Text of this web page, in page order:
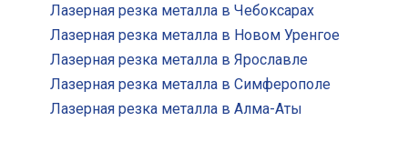
Лазерная резка металла в Чебоксарах
Лазерная резка металла в Новом Уренгое
Лазерная резка металла в Ярославле
Лазерная резка металла в Симферополе
Лазерная резка металла в Алма-Аты